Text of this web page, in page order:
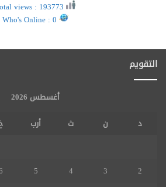
التقويم
أغسطس 2026
د
ن ث أرب
2
3
4
5